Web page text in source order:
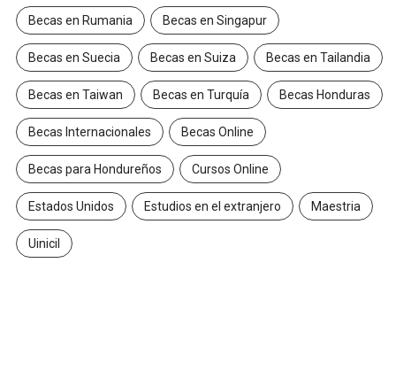
Becas en Rumania Becas en Singapur
Becas en Suecia Becas en Suiza Becas en Tailandia
Becas en Taiwan Becas en Turquía Becas Honduras
Becas Internacionales Becas Online
Becas para Hondureños Cursos Online
Estados Unidos Estudios en el extranjero Maestria
Uinicil